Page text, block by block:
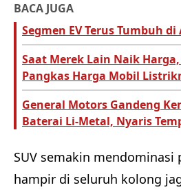
BACA JUGA
Segmen EV Terus Tumbuh di
Saat Merek Lain Naik
Pangkas Harga Mobil
General Motors Gandeng
Baterai Li-Metal, Nyaris
SUV semakin
hampir di seluruh kolong